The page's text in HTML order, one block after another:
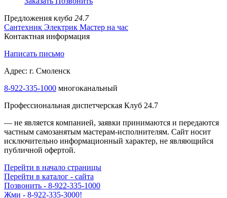
Предложения клуба 24.7
Сантехник Электрик Мастер на час
Контактная информация
Написать письмо
Адрес: г. Смоленск
8-922-335-1000 многоканальный
Профессиональная диспетчерская Клуб 24.7
— не является компанией, заявки принимаются и передаются
частным самозанятым мастерам‑исполнителям. Сайт носит
исключительно информационный характер, не являющийся
публичной офертой.
Перейти в начало страницы
Перейти в каталог - сайта
Позвонить - 8-922-335-1000
Жми - 8-922-335-3000!